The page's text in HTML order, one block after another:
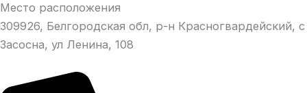
Место расположения
309926, Белгородская обл, р-н Красногвардейский, с
Засосна, ул Ленина, 108